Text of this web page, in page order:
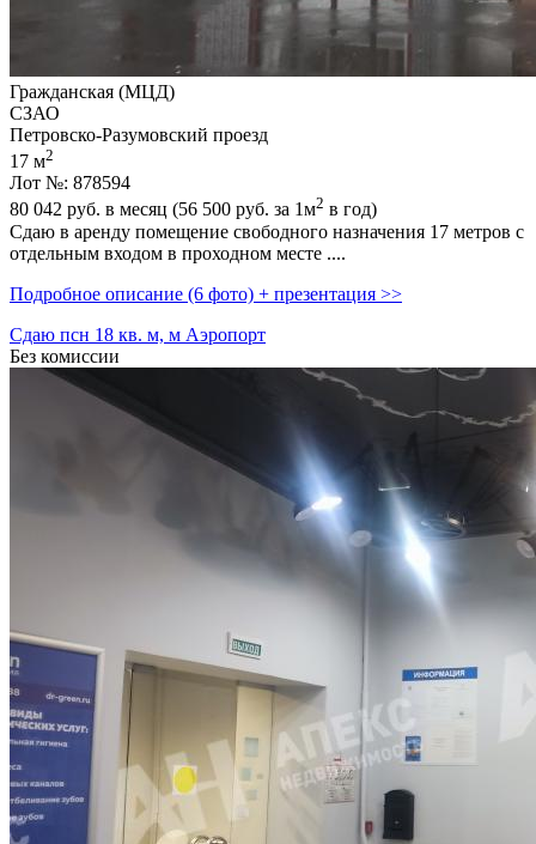
Гражданская (МЦД)
СЗАО
Петровско-Разумовский проезд
17 м2
Лот №: 878594
80 042 руб. в месяц (56 500 руб. за 1м2 в год)
Сдаю в аренду помещение свободного назначения 17 метров с
отдельным входом в проходном месте ....
Подробное описание (6 фото) + презентация >>
Сдаю псн 18 кв. м, м Аэропорт
Без комиссии